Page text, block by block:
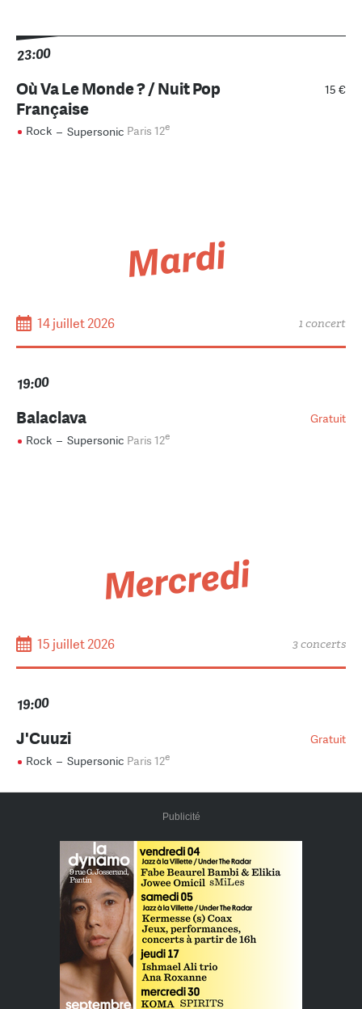
23:00
15 €
Où Va Le Monde ? / Nuit Pop
Française
Rock – Supersonic Paris 12e
Mardi
14 juillet 2026 1 concert
19:00
Gratuit
Balaclava
Rock – Supersonic Paris 12e
Mercredi
15 juillet 2026 3 concerts
19:00
Gratuit
J'Cuuzi
Rock – Supersonic Paris 12e
Publicité